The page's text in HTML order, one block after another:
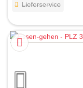
Lieferservice